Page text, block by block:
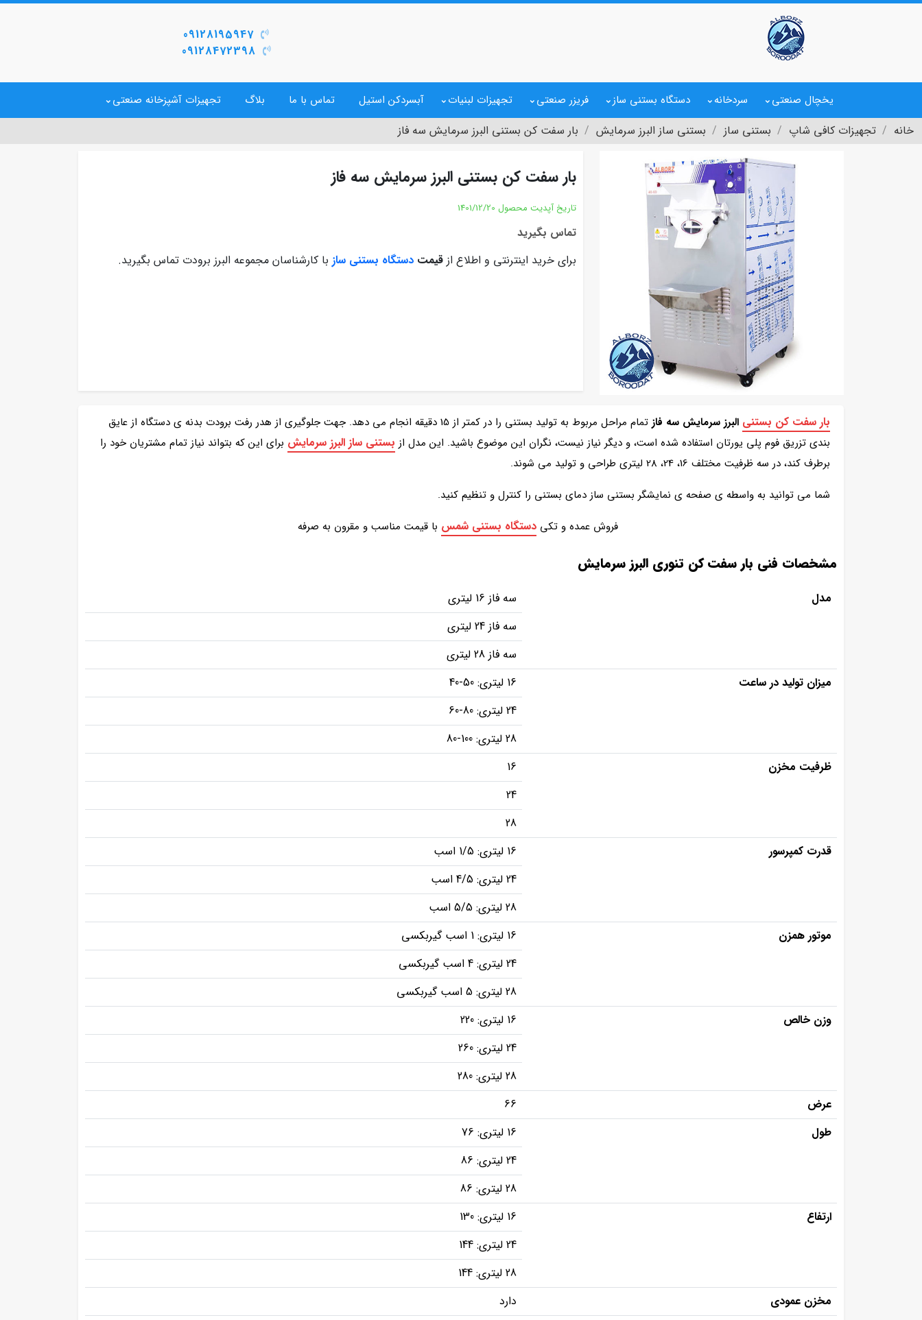
09128195947
09128472398
یخچال صنعتی سردخانه دستگاه بستنی ساز فریزر صنعتی تجهیزات لبنیات آبسردکن استیل تماس با ما بلاگ تجهیزات آشپزخانه صنعتی
خانه تجهیزات کافی شاپ بستنی ساز بستنی ساز البرز سرمایش بار سفت کن بستنی البرز سرمایش سه فاز
بار سفت کن بستنی البرز سرمایش سه فاز
تاریخ آپدیت محصول 1401/12/20
تماس بگیرید
برای خرید اینترنتی و اطلاع از قیمت دستگاه بستنی ساز با کارشناسان مجموعه البرز برودت تماس بگیرید.
بار سفت کن بستنی البرز سرمایش سه فاز
تمام مراحل مربوط به تولید بستنی را در کمتر از 15 دقیقه انجام می دهد. جهت جلوگیری از هدر رفت برودت بدنه ی دستگاه از عایق
بندی تزریق فوم پلی یورتان استفاده شده است، و دیگر نیاز نیست، نگران این موضوع باشید. این مدل از بستنی ساز البرز سرمایش برای این که بتواند نیاز تمام مشتریان خود را
برطرف کند، در سه ظرفیت مختلف 16، 24، 28 لیتری طراحی و تولید می شوند.
شما می توانید به واسطه ی صفحه ی نمایشگر بستنی ساز دمای بستنی را کنترل و تنظیم کنید.
فروش عمده و تکیدستگاه بستنی شمس با قیمت مناسب و مقرون به صرفه
مشخصات فنی بار سفت کن تنوری البرز سرمایش
مدل
سه فاز 16 لیتری
سه فاز 24 لیتری
سه فاز 28 لیتری
میزان تولید در ساعت
16 لیتری: 50-40
24 لیتری: 80-60
28 لیتری: 100-80
ظرفیت مخزن
16
24
28
قدرت کمپرسور
16 لیتری: 1/5 اسب
24 لیتری: 4/5 اسب
28 لیتری: 5/5 اسب
موتور همزن
16 لیتری: 1 اسب گیربکسی
24 لیتری: 4 اسب گیربکسی
28 لیتری: 5 اسب گیربکسی
وزن خالص
16 لیتری: 220
24 لیتری: 260
28 لیتری: 280
عرض
66
طول
16 لیتری: 76
24 لیتری: 86
28 لیتری: 86
ارتفاع
16 لیتری: 130
24 لیتری: 144
28 لیتری: 144
مخزن عمودی
دارد